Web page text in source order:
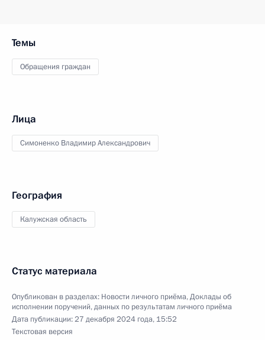
Темы
Обращения граждан
Лица
Симоненко Владимир Александрович
География
Калужская область
Статус материала
Опубликован в разделах: Новости личного приёма,Доклады об
исполнении поручений, данных по результатам личного приёма
Дата публикации:27 декабря 2024 года, 15:52
Текстовая версия